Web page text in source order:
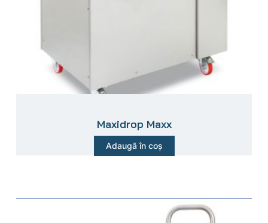
Maxidrop Maxx
Adaugă în coș